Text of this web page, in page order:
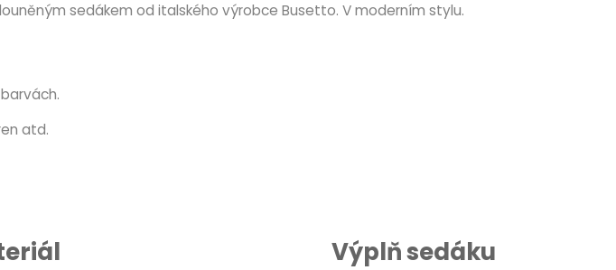
sedákem od italského výrobce Busetto. V moderním stylu.
atd.
Výplň sedáku